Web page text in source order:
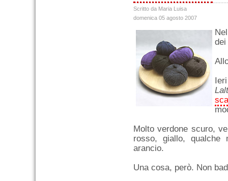
Scritto da Maria Luisa
domenica 05 agosto 2007
Molto verdone scuro,
rosso, giallo,
arancio.
Una cosa, però. Non